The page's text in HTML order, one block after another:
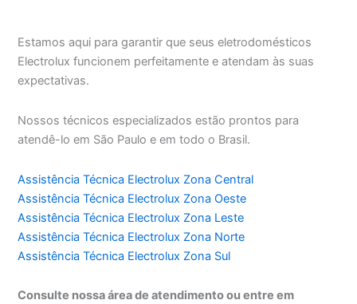
Estamos aqui para garantir que seus eletrodomésticos
Electrolux funcionem perfeitamente e atendam às suas
expectativas.
Nossos técnicos especializados estão prontos para
atendê-lo em São Paulo e em todo o Brasil.
Assistência Técnica Electrolux Zona Central
Assistência Técnica Electrolux Zona Oeste
Assistência Técnica Electrolux Zona Leste
Assistência Técnica Electrolux Zona Norte
Assistência Técnica Electrolux Zona Sul
Consulte nossa área de atendimento ou entre em